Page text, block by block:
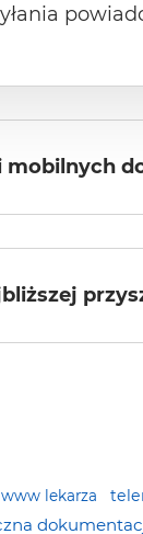
mobilnych
www lekarza